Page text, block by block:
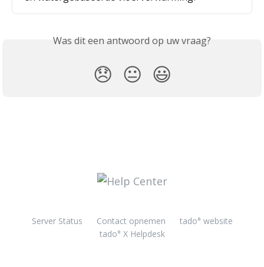
Was dit een antwoord op uw vraag?
😞 😐 😃
Server Status Contact opnemen
tado° website
tado° X Helpdesk